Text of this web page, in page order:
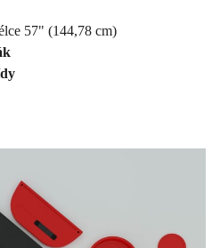
57" (144,78 cm)